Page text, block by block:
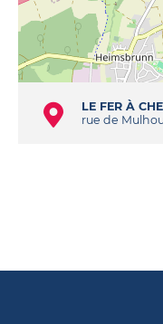
LE FER À
rue de